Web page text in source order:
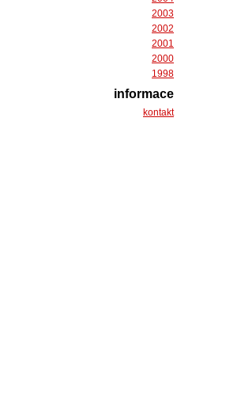
2003
2002
2001
2000
1998
informace
kontakt